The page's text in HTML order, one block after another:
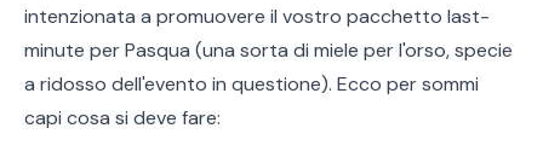
intenzionata a promuovere il vostro pacchetto last-
minute per Pasqua (una sorta di miele per l'orso, specie
a ridosso dell'evento in questione). Ecco per sommi
capi cosa si deve fare: